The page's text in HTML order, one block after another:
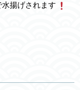
揚げされます